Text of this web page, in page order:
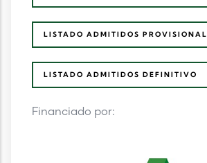
LISTADO ADMITIDOS PROVISIONAL
LISTADO ADMITIDOS DEFINITIVO
Financiado por: